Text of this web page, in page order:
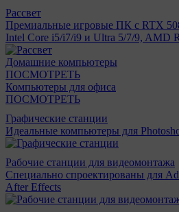
Рассвет
Премиальные игровые ПК с RTX
Intel Core i5/i7/i9 и Ultra 5/7/9, AMD
Домашние компьютеры
ПОСМОТРЕТЬ
Компьютеры для офиса
ПОСМОТРЕТЬ
Графические станции
Идеальные компьютеры для
Рабочие станции для видеомонтажа
Специально спроектированы для
After Effects